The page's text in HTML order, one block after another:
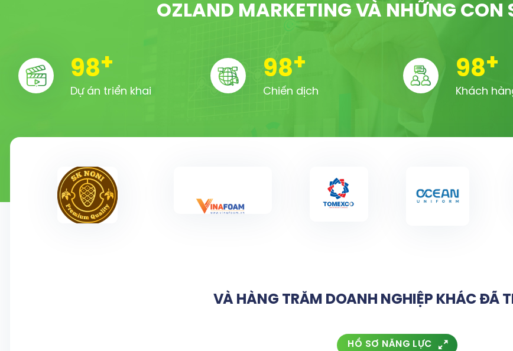
OZLAND MARKETING VÀ NHỮNG CON
100+
Dự án triển khai
100+
Chiến dịch
100+
Khách
VÀ HÀNG TRĂM DOANH NGHIỆP KHÁC ĐÃ
HỒ SƠ NĂNG LỰC